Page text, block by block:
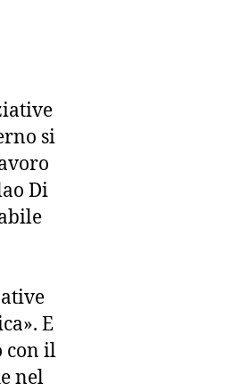
si
Di
E
con il
nel